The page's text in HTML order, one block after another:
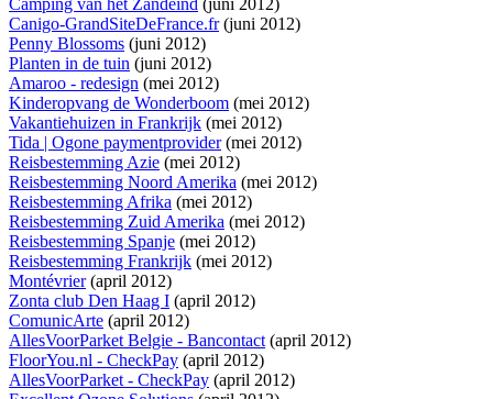
Camping van het Zandeind (juni 2012)
Canigo-GrandSiteDeFrance.fr(juni 2012)
Penny Blossoms (juni 2012)
Planten in de tuin (juni 2012)
Amaroo - redesign (mei 2012)
Kinderopvang de Wonderboom (mei 2012)
Vakantiehuizen in Frankrijk (mei 2012)
Tida | Ogone paymentprovider(mei 2012)
Reisbestemming Azie (mei 2012)
Reisbestemming Noord Amerika (mei 2012)
Reisbestemming Afrika (mei 2012)
Reisbestemming Zuid Amerika (mei 2012)
Reisbestemming Spanje (mei 2012)
Reisbestemming Frankrijk (mei 2012)
Montévrier(april 2012)
Zonta club Den Haag I (april 2012)
ComunicArte (april 2012)
AllesVoorParket Belgie - Bancontact(april 2012)
FloorYou.nl - CheckPay (april 2012)
AllesVoorParket - CheckPay (april 2012)